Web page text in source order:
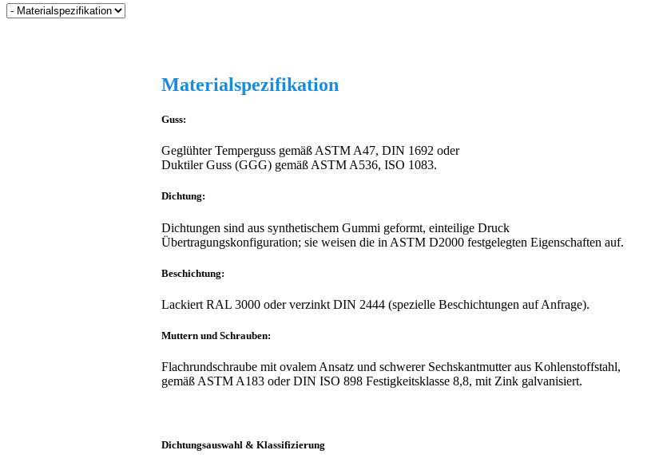
Materialspezifikation
Guss:
Geglühter Temperguss gemäß ASTM A47, DIN 1692 oder
Duktiler Guss (GGG) gemäß ASTM A536, ISO 1083.
Dichtung:
Dichtungen sind aus synthetischem Gummi geformt, einteilige Druck
Übertragungskonfiguration; sie weisen die in ASTM D2000 festgelegten Eigenschaften auf.
Beschichtung:
Lackiert RAL 3000 oder verzinkt DIN 2444 (spezielle Beschichtungen auf Anfrage).
Muttern und Schrauben:
Flachrundschraube mit ovalem Ansatz und schwerer Sechskantmutter aus Kohlenstoffstahl,
gemäß ASTM A183 oder DIN ISO 898 Festigkeitsklasse 8,8, mit Zink galvanisiert.
Dichtungsauswahl & Klassifizierung